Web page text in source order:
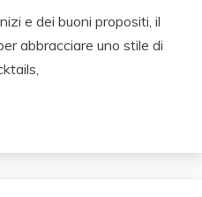
e dei buoni propositi, il
abbracciare uno stile di